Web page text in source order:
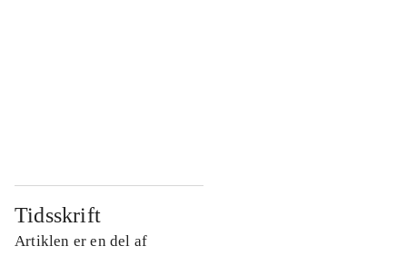
Tidsskrift
Artiklen er en del af